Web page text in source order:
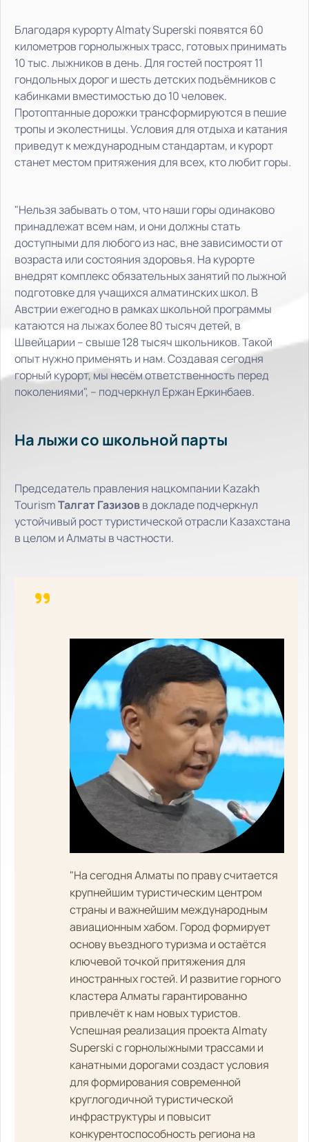
Благодаря курорту Almaty Superski появятся 60
километров горнолыжных трасс, готовых принимать
10 тыс. лыжников в день. Для гостей построят 11
гондольных дорог и шесть детских подъёмников с
кабинками вместимостью до 10 человек.
Протоптанные дорожки трансформируются в пешие
тропы и эколестницы. Условия для отдыха и катания
приведут к международным стандартам, и курорт
станет местом притяжения для всех, кто любит горы.
"Нельзя забывать о том, что наши горы одинаково
принадлежат всем нам, и они должны стать
доступными для любого из нас, вне зависимости от
возраста или состояния здоровья. На курорте
внедрят комплекс обязательных занятий по лыжной
подготовке для учащихся алматинских школ. В
Австрии ежегодно в рамках школьной программы
катаются на лыжах более 80 тысяч детей, в
Швейцарии – свыше 128 тысяч школьников. Такой
опыт нужно применять и нам. Создавая сегодня
горный курорт, мы несём ответственность перед
поколениями", – подчеркнул Ержан Еркинбаев.
На лыжи со школьной парты
Председатель правления нацкомпании Kazakh
TourismТалгат Газизовв докладе подчеркнул
устойчивый рост туристической отрасли Казахстана
в целом и Алматы в частности.
"На сегодня Алматы по праву считается
крупнейшим туристическим центром
страны и важнейшим международным
авиационным хабом. Город формирует
основу въездного туризма и остаётся
ключевой точкой притяжения для
иностранных гостей. И развитие горного
кластера Алматы гарантированно
привлечёт к нам новых туристов.
Успешная реализация проекта Almaty
Superski с горнолыжными трассами и
канатными дорогами создаст условия
для формирования современной
круглогодичной туристической
инфраструктуры и повысит
конкурентоспособность региона на